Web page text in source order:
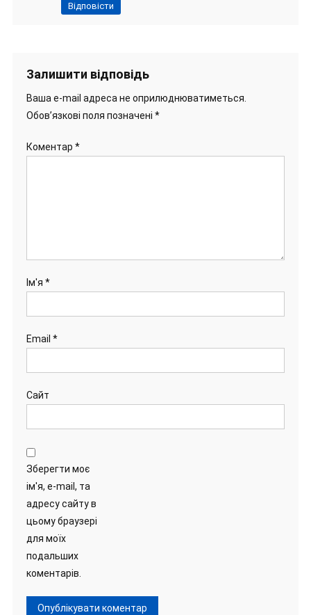
Відповісти
Залишити відповідь
Ваша e-mail адреса не оприлюднюватиметься.
Обов’язкові поля позначені *
Коментар *
Ім'я *
Email *
Сайт
Зберегти моє
ім'я, e-mail, та
адресу сайту в
цьому браузері
для моїх
подальших
коментарів.